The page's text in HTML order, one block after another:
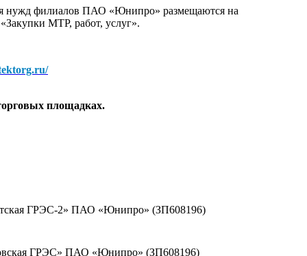
нужд филиалов ПАО «Юнипро» размещаются на
«Закупки МТР, работ, услуг».
площадках.
ГРЭС-2» ПАО «Юнипро» (ЗП608196)
ГРЭС» ПАО «Юнипро» (ЗП608196)